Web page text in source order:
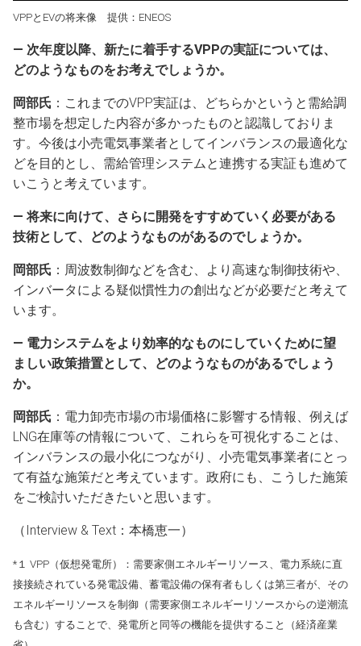
VPPとEVの将来像 提供：ENEOS
― 次年度以降、新たに着手するVPPの実証については、
どのようなものをお考えでしょうか。
岡部氏 ：これまでのVPP実証は、どちらかというと需給調
整市場を想定した内容が多かったものと認識しておりま
す。今後は小売電気事業者としてインバランスの最適化な
どを目的とし、需給管理システムと連携する実証も進めて
いこうと考えています。
― 将来に向けて、さらに開発をすすめていく必要がある
技術として、どのようなものがあるのでしょうか。
岡部氏 ：周波数制御などを含む、より高速な制御技術や、
インバータによる疑似慣性力の創出などが必要だと考えて
います。
― 電力システムをより効率的なものにしていくために望
ましい政策措置として、どのようなものがあるでしょう
か。
岡部氏 ：電力卸売市場の市場価格に影響する情報、例えば
LNG在庫等の情報について、これらを可視化することは、
インバランスの最小化につながり、小売電気事業者にとっ
て有益な施策だと考えています。政府にも、こうした施策
をご検討いただきたいと思います。
（Interview & Text：本橋恵一）
*１ VPP（仮想発電所）：需要家側エネルギーリソース、電力系統に直
接接続されている発電設備、蓄電設備の保有者もしくは第三者が、その
エネルギーリソースを制御（需要家側エネルギーリソースからの逆潮流
も含む）することで、発電所と同等の機能を提供すること（経済産業